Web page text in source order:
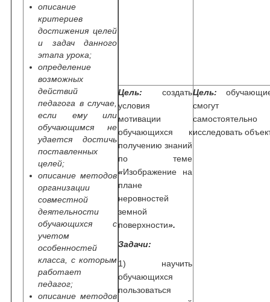
описание
критериев
достижения целей
и задач данного
этапа урока;
определение
возможных
действий
педагога в случае,
если ему или
обучающимся не
удается достичь
поставленных
целей;
описание методов
организации
совместной
деятельности
обучающихся с
учетом
особенностей
класса, с которым
работает
педагог;
описание методов
Цель:создать
условия
мотивации
обучающихся к
получению знаний
по теме
«Изображение на
плане
неровностей
земной
поверхности».
Задачи:
1) научить
обучающихся
пользоваться
Цель:
смогут
самостоятельно
исследовать